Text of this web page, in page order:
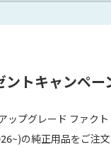
トキャンペー
ップグレード ファク
の純正用品をご注